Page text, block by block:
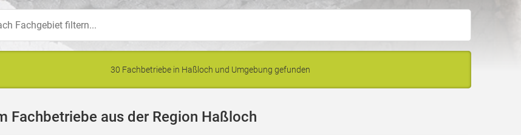
30 Fachbetriebe in Haßloch und Umgebung gefunden
Fachbetriebe aus der Region Haßloch